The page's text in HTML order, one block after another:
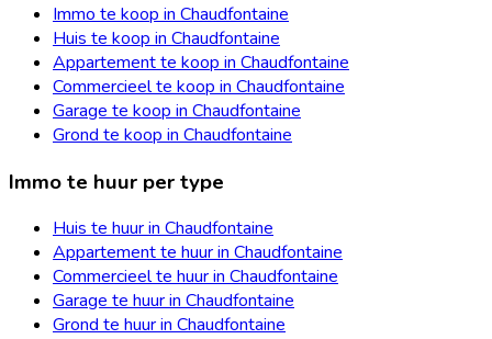
Immo te koop in Chaudfontaine
Huis te koop in Chaudfontaine
Appartement te koop in Chaudfontaine
Commercieel te koop in Chaudfontaine
Garage te koop in Chaudfontaine
Grond te koop in Chaudfontaine
Immo te huur per type
Huis te huur in Chaudfontaine
Appartement te huur in Chaudfontaine
Commercieel te huur in Chaudfontaine
Garage te huur in Chaudfontaine
Grond te huur in Chaudfontaine